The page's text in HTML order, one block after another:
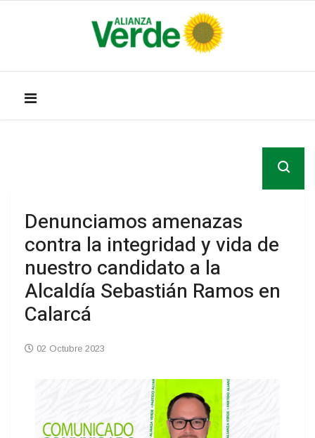
Denunciamos amenazas
contra la integridad y vida de
nuestro candidato a la
Alcaldía Sebastián Ramos en
Calarcá
02 Octubre 2023